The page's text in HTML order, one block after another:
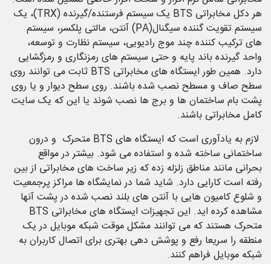
هر دکل مخابراتی BTS یک سیستم فرستنده/گیرنده (TRX)، یک
سیستم تقویت گننده سیگنال(PA) آنتن، مالتی پلکسر، سیستم
های ترکیب کننده چند موج رادیویی، سیستم نظارت و توسعه،
واحد گیرنده باند پایه و حتی سیستم های رمزنگاری و رمزگشایی
دارد. همین طور ایستگاه های مخابراتی BTS ثابت می توانند روی
سطح صاف و مسطح نصب شده باشند. روی سطح دیوار و یا روی
پشت بام ساختمان ها و برج ها نصب شوند یا این که یک سایت
کامل مخابراتی باشند.
لازم به یادآوری است که ایستگاه های BTS متحرک و درون
ساختمانی ساخته شده و استفاده می شود. بیشتر در مواقع
بحرانی مانند مناطق زلزله زده که زیر ساخت های مخابراتی از بین
رفته است کارایی دارد. شاید شما در نمایشگاه ها مراکز پرجمعیت
و شلوع کامیون هایی با آنتن های بلند نصب شده در پشت آنها
مشاهده کرده اید. این تجهیزات ایستگاه های مخابراتی BTS
متحرک هستند که می توانند مشکل موقت شبکه موبایل در یک
منطقه را سریعا رفع و پوشش دهی بهتری برای اتصال کاربران به
شبکه موبایل فراهم کنند.